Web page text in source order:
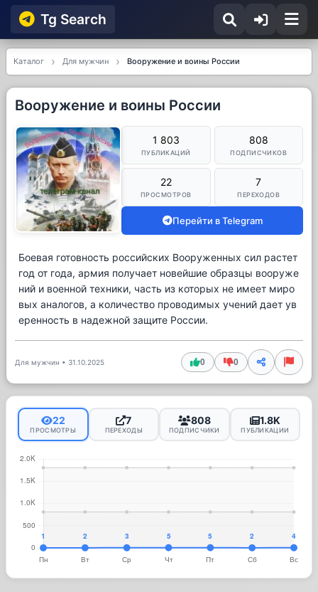
Tg Searсh
Каталог Для мужчин Вооружение и воины России
Вооружение и воины России
1 803
ПУБЛИКАЦИЙ
808
ПОДПИСЧИКОВ
22
ПРОСМОТРОВ
7
ПЕРЕХОДОВ
Перейти в Telegram
Боевая готовность российских Вооруженных сил растет
год от года, армия получает новейшие образцы вооруже
ний и военной техники, часть из которых не имеет миро
вых аналогов, а количество проводимых учений дает ув
еренность в надежной защите России.
Для мужчин • 31.10.2025 0 0
22
ПРОСМОТРЫ
7
ПЕРЕХОДЫ
808
ПОДПИСЧИКИ
1.8K
ПУБЛИКАЦИИ